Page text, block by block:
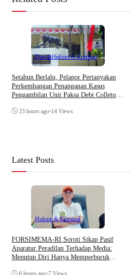
DaerahHukum & Kriminal
Setahun Berlalu, Pelapor Pertanyakan
Perkembangan Penanganan Kasus
Pengambilan Unit Paksa Debt Colletor
23 hours ago•14 Views
Latest Posts
Hukum & Kriminal
​FORSIMEMA-RI Soroti Sikap Pasif
Aparatur Peradilan Terhadap Media:
Menutup Diri Hanya Memperburuk
6 hours ago•7 Views